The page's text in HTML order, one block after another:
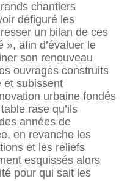
chantiers
défiguré les
un bilan de ces
», afin d’évaluer le
son renouveau
ouvrages construits
et subissent
urbaine fondés
rase qu’ils
années de
en revanche les
et les reliefs
esquissés alors
pour qui sait les